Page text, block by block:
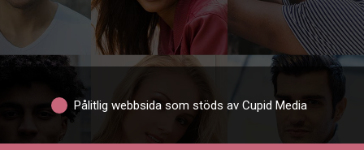
Pålitlig webbsida som stöds av Cupid Media